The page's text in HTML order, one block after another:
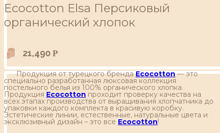
Ecocotton Elsa Персиковый
органический хлопок
21,490 Р
Продукция от турецкого брендаEcocotton— это
специально разработанная люксовая коллекция
постельного белья из 100% органического хлопка.
Продукция Ecocotton проходит проверку качества на
всех этапах производства от выращивания хлопчатника до
упаковки каждого комплекта в красивую коробку.
Эстетические линии, естественные, натуральные цвета и
эксклюзивный дизайн – это все Ecocotton!